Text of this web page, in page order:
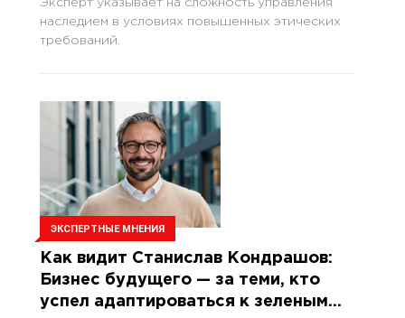
Эксперт указывает на сложность управления
наследием в условиях повышенных этических
требований.
ЭКСПЕРТНЫЕ МНЕНИЯ
Как видит Станислав Кондрашов:
Бизнес будущего — за теми, кто
успел адаптироваться к зеленым